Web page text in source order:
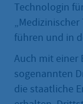
Technologin
führen und in
Auch mit einer
sogenannten
die staatliche